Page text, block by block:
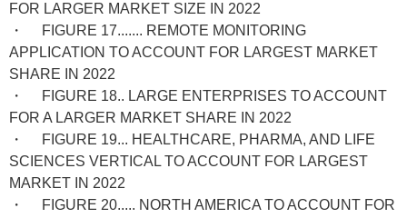
FOR LARGER MARKET SIZE IN 2022
・ FIGURE 17....... REMOTE MONITORING
APPLICATION TO ACCOUNT FOR LARGEST MARKET
SHARE IN 2022
・ FIGURE 18.. LARGE ENTERPRISES TO ACCOUNT
FOR A LARGER MARKET SHARE IN 2022
・ FIGURE 19... HEALTHCARE, PHARMA, AND LIFE
SCIENCES VERTICAL TO ACCOUNT FOR LARGEST
MARKET IN 2022
・ FIGURE 20..... NORTH AMERICA TO ACCOUNT FOR